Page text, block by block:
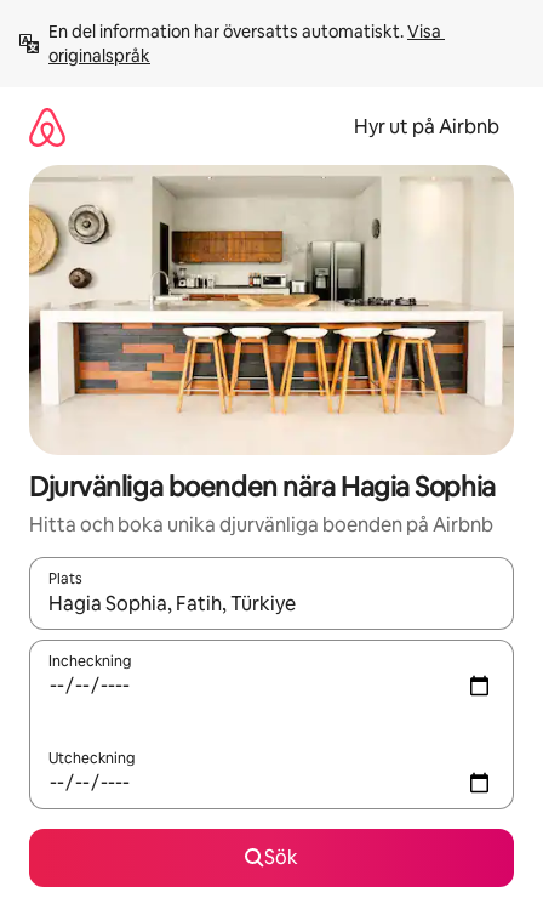
innehåll
En del information har översatts automatiskt. Visa
originalspråk
Hyr ut på Airbnb
Djurvänliga boenden nära Hagia Sophia
Hitta och boka unika djurvänliga boenden på Airbnb
Plats
När resultaten är tillgängliga kan du navigera med upp- och
Incheckning
Utcheckning
Sök